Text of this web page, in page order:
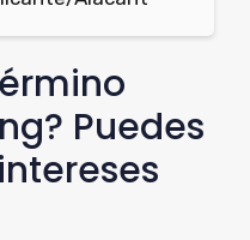
Puedes